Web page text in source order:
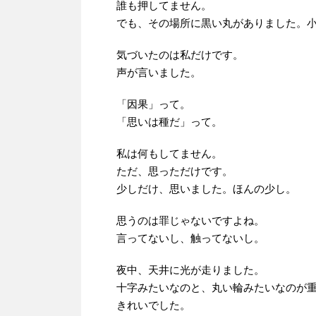
誰も押してません。
でも、その場所に黒い丸がありました。小
気づいたのは私だけです。
声が言いました。
「因果」って。
「思いは種だ」って。
私は何もしてません。
ただ、思っただけです。
少しだけ、思いました。ほんの少し。
思うのは罪じゃないですよね。
言ってないし、触ってないし。
夜中、天井に光が走りました。
十字みたいなのと、丸い輪みたいなのが
きれいでした。